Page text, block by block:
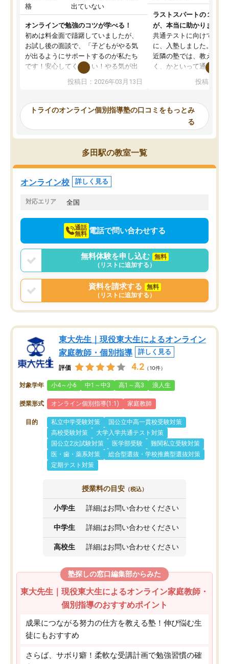
格
出ていない
オンラインで勉強のコツが学べる！
初めは料金面で躊躇していましたが、
お試し後の面談で、「子どもがやる気
が出るようにサポートするのが私たち
です！安心してください！やる気が出
ないのは私たち講師の責任です」と言
ってくださり、確かに！と考えて、思
ったんですが、学生の先生から学ぶこ
み、徐々に成績が上がったらいいなと
思っていました。何が今足りないのか
を的確に指導いただき、子どももびっ
くりするほど楽しんでやる気を持って
塾を受けています。狙い通り、少しず
つ成績も上がり、苦手意識も無くなっ
てきたので、さらに苦手な数学も追加
でお願いしました。来年の高校受験に
投稿日：2026年03月13日
ラストスパートの１か月
が、本当に助かりました
共通テストに向けての追
に、入塾しました。田舎
近隣の塾では、教えても
く、かといって通うには
可能なので本当に助か
らないところをピンポイ
頂いて、とてもわかり
していました。一生を
スト、多少お金がかかっ
投稿日：
トライのオンライン個別指導塾の口コミをもっとみ
る
多田駅の教室一覧
オンライン校 詳しく見る
対応エリア 全国
通話
無料 電話で問い合わせする
無料体験を申し込む
無料
（リストに追加する）
資料を請求する
無料
（リストに追加する）
東大先生｜現役東大生によるオンライン
家庭教師・個別指導
詳しく見る
評価 4.2 （10件）
対象学年 小4～小6 中1～中3 高1～高3 浪人生
授業形式 オンライン個別指導(1:1) 家庭教師
目的 私立中学受験対策
国公立中高一貫校受験対策
高校受験対策
大学入学共通テスト対策
国公立2次試験対策
医学部受験
難関私立受験対策
医・歯・薬系対策
総合型選抜・学校推薦型選抜対策
定期テスト対策
授業料の目安 （税込）
小学生 詳細はお問い合わせください
中学生 詳細はお問い合わせください
高校生 詳細はお問い合わせください
塾探しの窓口編集部からみた
東大先生｜現役東大生によるオンライン家庭教師・
個別指導のおすすめポイント
成果につながる努力の仕方を教える塾！伸び悩む生
徒にもおすすめ
さらば、サボり癖！柔軟な受講計画で勉強習慣の確